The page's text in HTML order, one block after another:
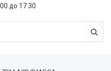
до 17.30